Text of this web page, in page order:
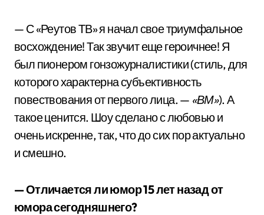
— С «Реутов ТВ» я начал свое триумфальное
восхождение! Так звучит еще героичнее! Я
был пионером гонзожурналистики (стиль, для
которого характерна субъективность
повествования от первого лица. — «ВМ»). А
такое ценится. Шоу сделано с любовью и
очень искренне, так, что до сих пор актуально
и смешно.
— Отличается ли юмор 15 лет назад от
юмора сегодняшнего?